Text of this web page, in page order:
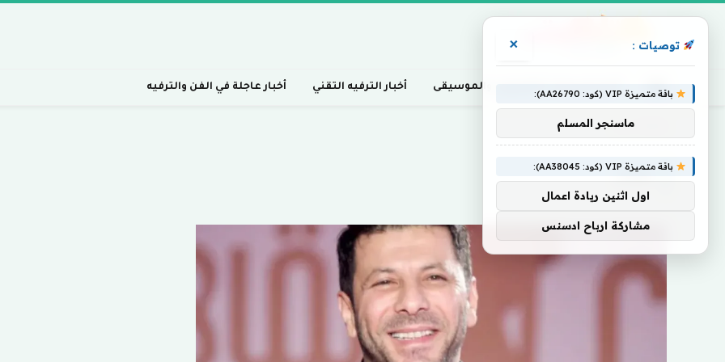
أخبار السينما، التلفزيون، والموسيقى أخبار الترفيه التقني أخبار عاجلة في الفن والترفيه
»نصار
نصار
توصيات : ×
باقة متميزة VIP (كود: AA26790):
ماسنجر المسلم
باقة متميزة VIP (كود: AA38045):
اول اثنين ريادة اعمال
مشاركة ارباح ادسنس